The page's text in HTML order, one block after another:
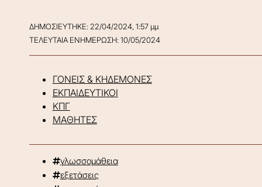
ΔΗΜΟΣΙΕΥΤΗΚΕ: 22/04/2024, 1:57 μμ
ΤΕΛΕΥΤΑΙΑ ΕΝΗΜΕΡΩΣΗ: 10/05/2024
ΓΟΝΕΙΣ & ΚΗΔΕΜΟΝΕΣ
ΕΚΠΑΙΔΕΥΤΙΚΟΙ
ΚΠΓ
ΜΑΘΗΤΕΣ
γλωσσομάθεια
εξετάσεις